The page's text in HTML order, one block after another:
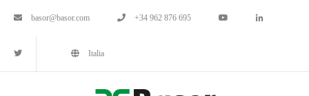
basor@basor.com +34 962 876 695
Italia